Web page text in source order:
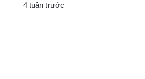
4 tuần trước